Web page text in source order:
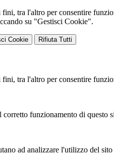
tra l'altro per consentire
su "Gestisci Cookie".
Cookie Rifiuta Tutti
tra l'altro per consentire
corretto funzionamento di questo
ad analizzare l'utilizzo del